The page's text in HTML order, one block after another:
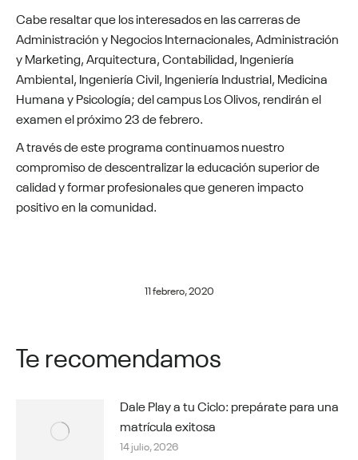
Cabe resaltar que los interesados en las carreras de
Administración y Negocios Internacionales, Administración
y Marketing, Arquitectura, Contabilidad, Ingeniería
Ambiental, Ingeniería Civil, Ingeniería Industrial, Medicina
Humana y Psicología; del campus Los Olivos, rendirán el
examen el próximo 23 de febrero.
A través de este programa continuamos nuestro
compromiso de descentralizar la educación superior de
calidad y formar profesionales que generen impacto
positivo en la comunidad.
11 febrero, 2020
Te recomendamos
Dale Play a tu Ciclo: prepárate para una
matrícula exitosa
14 julio, 2026